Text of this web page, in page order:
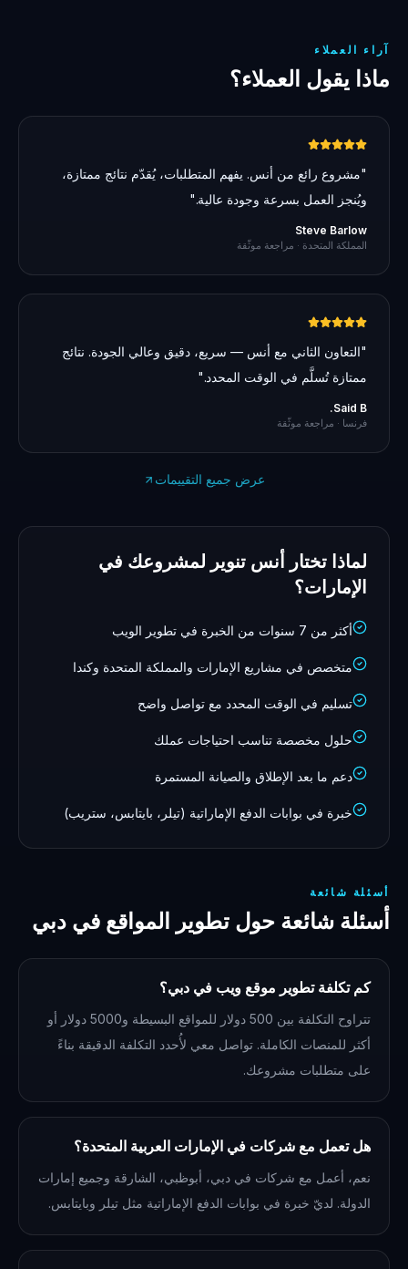
آراء العملاء
ماذا يقول العملاء؟
"مشروع رائع من أنس. يفهم المتطلبات، يُقدّم نتائج ممتازة،
ويُنجز العمل بسرعة وجودة عالية."
Steve Barlow
المملكة المتحدة · مراجعة موثّقة
"التعاون الثاني مع أنس — سريع، دقيق وعالي الجودة. نتائج
ممتازة تُسلَّم في الوقت المحدد."
Said B.
فرنسا · مراجعة موثّقة
عرض جميع التقييمات
لماذا تختار أنس تنوير لمشروعك في
الإمارات؟
أكثر من 7 سنوات من الخبرة في تطوير الويب
متخصص في مشاريع الإمارات والمملكة المتحدة وكندا
تسليم في الوقت المحدد مع تواصل واضح
حلول مخصصة تناسب احتياجات عملك
دعم ما بعد الإطلاق والصيانة المستمرة
خبرة في بوابات الدفع الإماراتية (تيلر، بايتابس، ستريب)
أسئلة شائعة
أسئلة شائعة حول تطوير المواقع في دبي
كم تكلفة تطوير موقع ويب في دبي؟
تتراوح التكلفة بين 500 دولار للمواقع البسيطة و5000 دولار أو
أكثر للمنصات الكاملة. تواصل معي لأُحدد التكلفة الدقيقة بناءً
على متطلبات مشروعك.
هل تعمل مع شركات في الإمارات العربية المتحدة؟
نعم، أعمل مع شركات في دبي، أبوظبي، الشارقة وجميع إمارات
الدولة. لديّ خبرة في بوابات الدفع الإماراتية مثل تيلر وبايتابس.